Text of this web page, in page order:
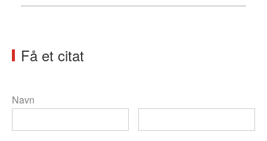
Få et citat
Navn